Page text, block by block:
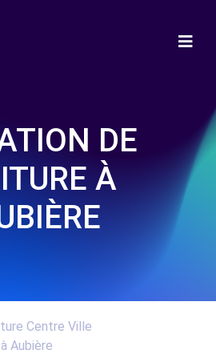
DE
À
Centre Ville
Aubière